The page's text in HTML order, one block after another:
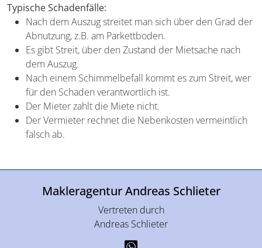
Typische Schadenfälle:
Nach dem Auszug streitet man sich über den Grad der
Abnutzung, z.B. am Parkettboden.
Es gibt Streit, über den Zustand der Mietsache nach
dem Auszug.
Nach einem Schimmelbefall kommt es zum Streit, wer
für den Schaden verantwortlich ist.
Der Mieter zahlt die Miete nicht.
Der Vermieter rechnet die Nebenkosten vermeintlich
falsch ab.
Makleragentur Andreas Schlieter
Vertreten durch
Andreas Schlieter